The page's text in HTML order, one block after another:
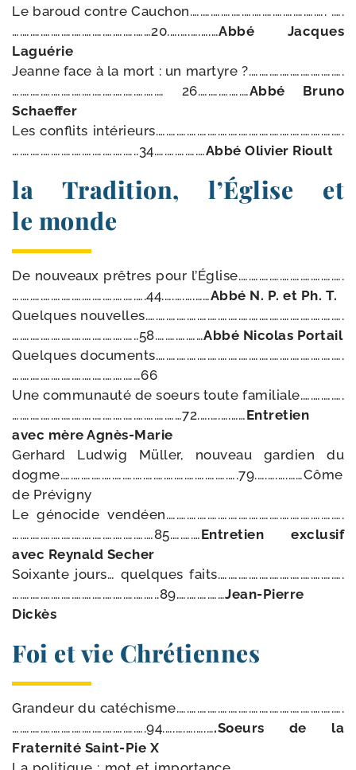
Le baroud contre Cauchon.….….….….….….….….….….….….…. .….
….….….….….….….….….….….….……20.….….….….…Abbé Jacques
Laguérie
Jeanne face à la mort : un mar­tyre ?.….….….….….….….….….
….….….….….….….….….….….….….….… 26.….….….….…Abbé Bruno
Schaeffer
Les conflits intérieurs.….….….….….….….….….….….….….….….….….….
….….….….….….….….….….….…..34.….….….….…Abbé Olivier Rioult
la Tradition, l’Église et
le monde
De nou­veaux prêtres pour l’Église.….….….….….….….….….….
….….….….….….….….….….….….….44.….….….……Abbé N. P. et Ph. T.
Quelques nouvelles.….….….….….….….….….….….….….….….….….….….
….….….….….….….….….….….…..58.….….….……Abbé Nicolas Portail
Quelques documents.….….….….….….….….….….….….….….….….….….
….….….….….….….….….….….……66
Une com­mu­nau­té de soeurs toute familiale.….….….….
….….….….….….….….….….….….….….….……72.….….….……Entretien
avec mère Agnès-Marie
Gerhard Ludwig Müller, nou­veau gar­dien du
dogme.….….….….….….….….….….….….….….….….….79.….….….……Côme
de Prévigny
Le géno­cide vendéen.….….….….….….….….….….….….….….….….….
….….….….….….….….….….….….….…85.….….…Entretien exclu­sif
avec Reynald Secher
Soixante jours… quelques faits.….….….….….….….….….….….….
….….….….….….….….….….….….….…..89.….….….……Jean-​Pierre
Dickès
Foi et vie Chrétiennes
Grandeur du catéchisme.….….….….….….….….….….….….….….….….
….….….….….….….….….….….….….94.….….….….….Soeurs de la
Fraternité Saint-​Pie X